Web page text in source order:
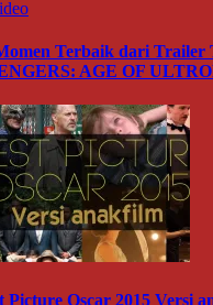
Terbaik dari Trailer
AGE OF
Picture Oscar 2015 Versi